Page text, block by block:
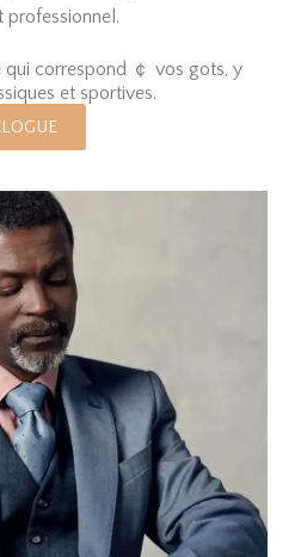
professionnel.
correspond ￠ vos go￻ts, y
et sportives.